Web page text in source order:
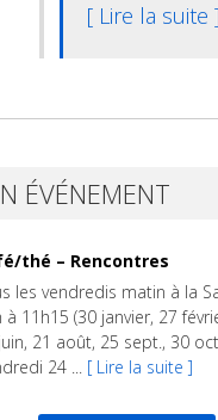
[ Lire la suite ]
ÉVÉNEMENT
thé – Rencontres
les vendredis matin à la
à 11h15 (30 janvier, 27
21 août, 25 sept., 30
24 ... [ Lire la suite ]